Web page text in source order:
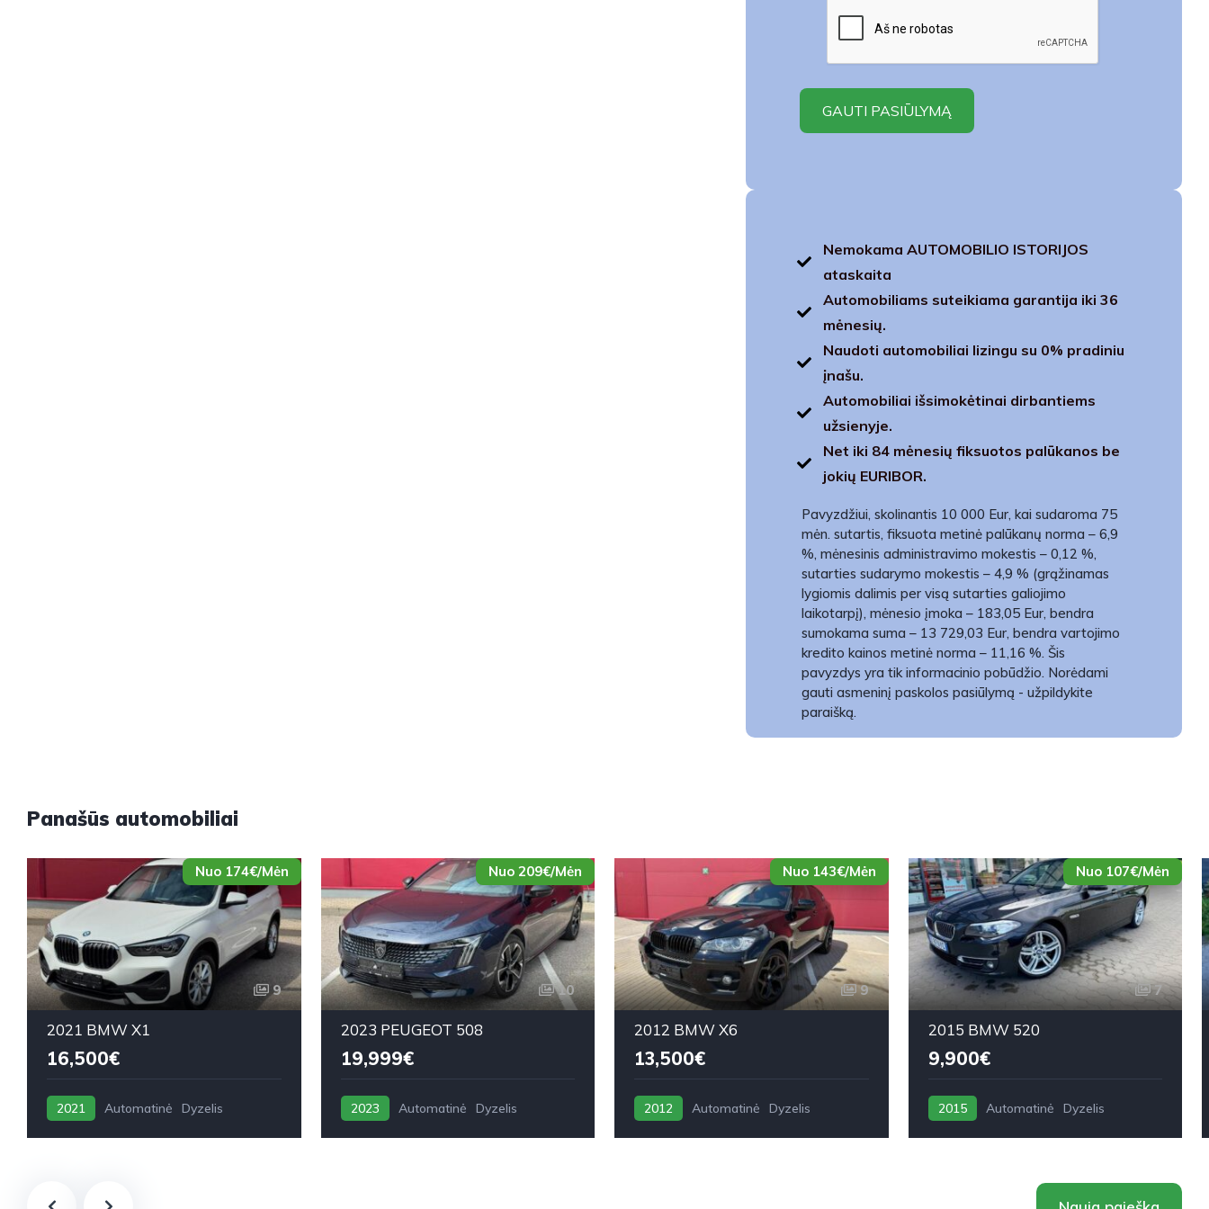
Nemokama AUTOMOBILIO ISTORIJOS
ataskaita
Automobiliams suteikiama garantija iki 36
mėnesių.
Naudoti automobiliai lizingu su 0% pradiniu
įnašu.
Automobiliai išsimokėtinai dirbantiems
užsienyje.
Net iki 84 mėnesių fiksuotos palūkanos be
jokių EURIBOR.
Pavyzdžiui, skolinantis 10 000 Eur, kai sudaroma 75
mėn. sutartis, fiksuota metinė palūkanų norma – 6,9
%, mėnesinis administravimo mokestis – 0,12 %,
sutarties sudarymo mokestis – 4,9 % (grąžinamas
lygiomis dalimis per visą sutarties galiojimo
laikotarpį), mėnesio įmoka – 183,05 Eur, bendra
sumokama suma – 13 729,03 Eur, bendra vartojimo
kredito kainos metinė norma – 11,16 %. Šis
pavyzdys yra tik informacinio pobūdžio. Norėdami
gauti asmeninį paskolos pasiūlymą - užpildykite
paraišką.
Panašūs automobiliai
Nuo 174€/Mėn
9
2021 BMW X1
16,500€
2021 Automatinė Dyzelis
Nuo 209€/Mėn
10
2023 PEUGEOT 508
19,999€
2023 Automatinė Dyzelis
Nuo 143€/Mėn
9
2012 BMW X6
13,500€
2012 Automatinė Dyzelis
Nuo 107€/Mėn
7
2015 BMW 520
9,900€
2015 Automatinė Dyzelis